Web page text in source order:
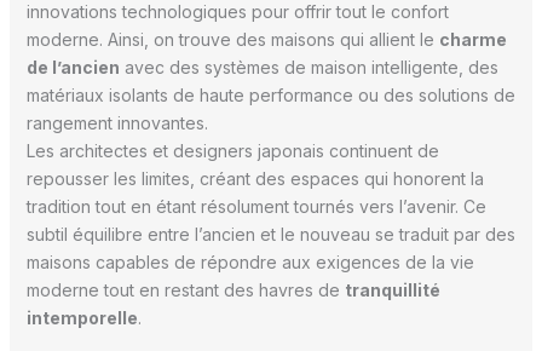
innovations technologiques pour offrir tout le confort
moderne. Ainsi, on trouve des maisons qui allient le charme
de l’ancien avec des systèmes de maison intelligente, des
matériaux isolants de haute performance ou des solutions de
rangement innovantes.
Les architectes et designers japonais continuent de
repousser les limites, créant des espaces qui honorent la
tradition tout en étant résolument tournés vers l’avenir. Ce
subtil équilibre entre l’ancien et le nouveau se traduit par des
maisons capables de répondre aux exigences de la vie
moderne tout en restant des havres de tranquillité
intemporelle.